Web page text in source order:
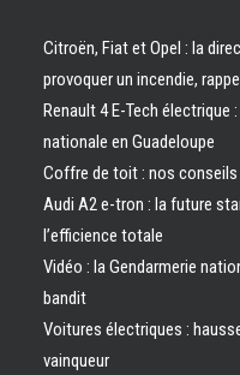
Citroën, Fiat et Opel : la
provoquer un incendie,
Renault 4 E-Tech électrique
nationale en Guadeloupe
Coffre de toit : nos
Audi A2 e-tron : la future
l’efficience totale
Vidéo : la Gendarmerie
bandit
Voitures électriques :
vainqueur